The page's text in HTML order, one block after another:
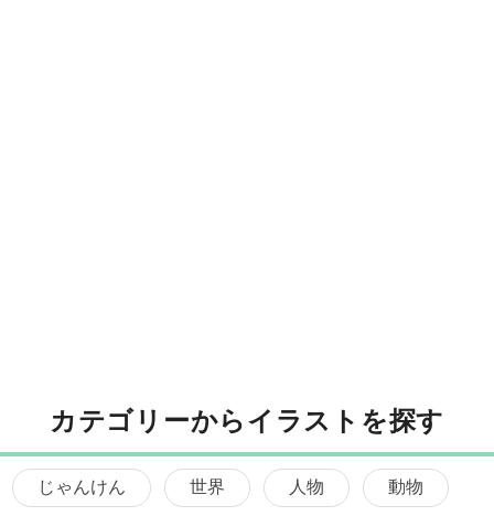
カテゴリーからイラストを探す
じゃんけん 世界 人物 動物